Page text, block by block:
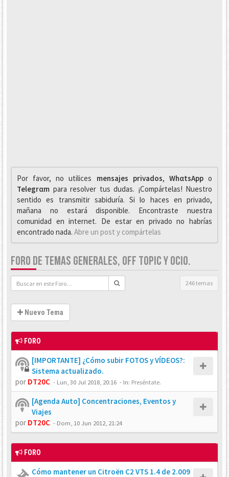
Por favor, no utilices mensajes privados, WhαtsAppo
Telegrαm para resolver tus dudas. ¡Compártelas! Nuestro
sentido es transmitir sabiduría. Si lo haces en privado,
mañana no estará disponible. Encontraste nuestra
comunidad en internet. De estar en privado no habrías
encontrado nada. Abre un post y compártelas
FORO DE TEMAS GENERALES, OFF TOPIC Y OCIO.
246 temas
Nuevo Tema
FORO
[IMPORTANTE] ¿Cómo subir FOTOS y VÍDEOS?:
Sistema actualizado.
por DT20C - Lun, 30 Jul 2018, 20:16 - In: Preséntate.
[Agenda Auto] Concentraciones, Eventos y
Viajes
por DT20C - Dom, 10 Jun 2012, 21:24
FORO
Cómo mantener un Citroën C2 VTS 1.4 de 2.009